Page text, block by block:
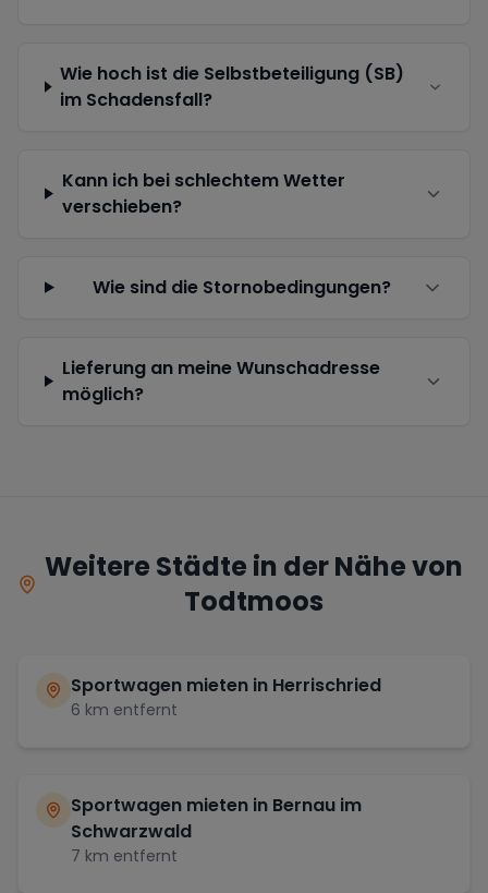
Wie hoch ist die Selbstbeteiligung (SB)
im Schadensfall?
Kann ich bei schlechtem Wetter
verschieben?
Wie sind die Stornobedingungen?
Lieferung an meine Wunschadresse
möglich?
Weitere Städte in der Nähe von
Todtmoos
Sportwagen mieten in Herrischried
6 km entfernt
Sportwagen mieten in Bernau im
Schwarzwald
7 km entfernt